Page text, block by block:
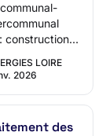
construction
LOIRE
2026
des